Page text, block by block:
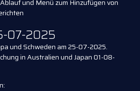
und Menü zum Hinzufügen von
07-2025
und Schweden am 25-07-2025.
in Australien und Japan 01-08-